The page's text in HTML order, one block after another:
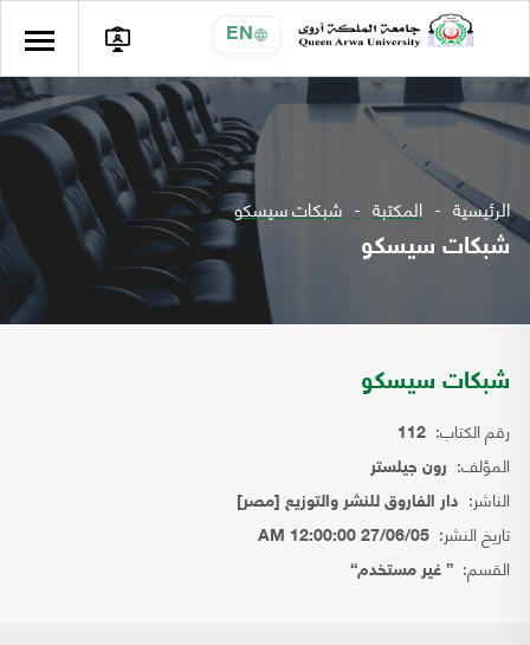
EN
الرئيسية المكتبة شبكات سيسكو
شبكات سيسكو
شبكات سيسكو
رقم الكتاب: 112
المؤلف: رون جيلستر
الناشر: دار الفاروق للنشر والتوزيع [مصر]
تاريخ النشر: 27/06/05 12:00:00 AM
القسم: { غير مستخدم}